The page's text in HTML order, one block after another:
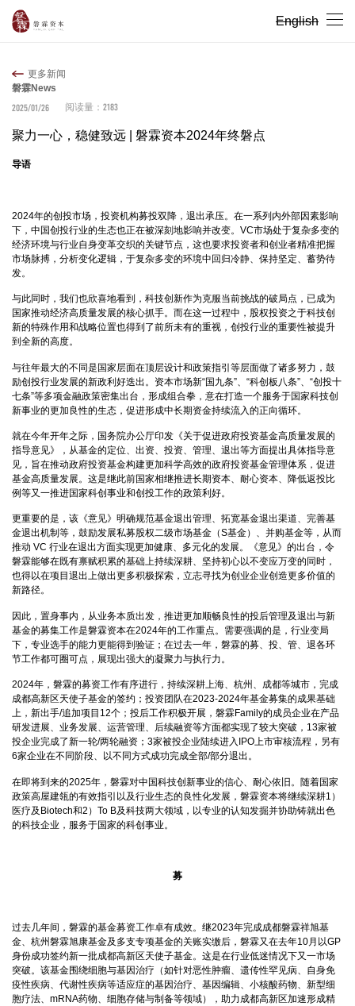
English
更多新闻
磐霖News
2025/01/26
阅读量： 2183
聚力一心，稳健致远 | 磐霖资本2024年终磐点
导语
2024年的创投市场，投资机构募投双降，退出承压。在一系列内外部因素影响
下，中国创投行业的生态也正在被深刻地影响并改变。VC市场处于复杂多变的
经济环境与行业自身变革交织的关键节点，这也要求投资者和创业者精准把握
市场脉搏，分析变化逻辑，于复杂多变的环境中回归冷静、保持坚定、蓄势待
发。
与此同时，我们也欣喜地看到，科技创新作为克服当前挑战的破局点，已成为
国家推动经济高质量发展的核心抓手。而在这一过程中，股权投资之于科技创
新的特殊作用和战略位置也得到了前所未有的重视，创投行业的重要性被提升
到全新的高度。
与往年最大的不同是国家层面在顶层设计和政策指引等层面做了诸多努力，鼓
励创投行业发展的新政利好迭出。资本市场新“国九条”、“科创板八条”、“创投十
七条”等多项金融政策密集出台，形成组合拳，意在打造一个服务于国家科技创
新事业的更加良性的生态，促进形成中长期资金持续流入的正向循环。
就在今年开年之际，国务院办公厅印发《关于促进政府投资基金高质量发展的
指导意见》，从基金的定位、出资、投资、管理、退出等方面提出具体指导意
见，旨在推动政府投资基金构建更加科学高效的政府投资基金管理体系，促进
基金高质量发展。这是继此前国家相继推进长期资本、耐心资本、降低返投比
例等又一推进国家科创事业和创投工作的政策利好。
更重要的是，该《意见》明确规范基金退出管理、拓宽基金退出渠道、完善基
金退出机制等，鼓励发展私募股权二级市场基金（S基金）、并购基金等，从而
推动 VC 行业在退出方面实现更加健康、多元化的发展。《意见》的出台，令
磐霖能够在既有禀赋积累的基础上持续深耕、坚持初心以不变应万变的同时，
也得以在项目退出上做出更多积极探索，立志寻找为创业企业创造更多价值的
新路径。
因此，置身事内，从业务本质出发，推进更加顺畅良性的投后管理及退出与新
基金的募集工作是磐霖资本在2024年的工作重点。需要强调的是，行业变局
下，专业选手的能力更能得到验证；在过去一年，磐霖的募、投、管、退各环
节工作都可圈可点，展现出强大的凝聚力与执行力。
2024年，磐霖的募资工作有序进行，持续深耕上海、杭州、成都等城市，完成
成都高新区天使子基金的签约；投资团队在2023-2024年基金募集的成果基础
上，新出手/追加项目12个；投后工作积极开展，磐霖Family的成员企业在产品
研发进展、业务发展、运营管理、后续融资等方面都实现了较大突破，13家被
投企业完成了新一轮/两轮融资；3家被投企业陆续进入IPO上市审核流程，另有
6家企业在不同阶段、以不同方式成功完成全部/部分退出。
在即将到来的2025年，磐霖对中国科技创新事业的信心、耐心依旧。随着国家
政策高屋建瓴的有效指引以及行业生态的良性化发展，磐霖资本将继续深耕1）
医疗及Biotech和2）To B及科技两大领域，以专业的认知发掘并协助铸就出色
的科技企业，服务于国家的科创事业。
募
过去几年间，磐霖的基金募资工作卓有成效。继2023年完成成都磐霖祥旭基
金、杭州磐霖旭康基金及多支专项基金的关账实缴后，磐霖又在去年10月以GP
身份成功签约新一批成都高新区天使子基金。这是在行业低迷情况下又一市场
突破。该基金围绕细胞与基因治疗（如针对恶性肿瘤、遗传性罕见病、自身免
疫性疾病、代谢性疾病等适应症的基因治疗、基因编辑、小核酸药物、新型细
胞疗法、mRNA药物、细胞存储与制备等领域），助力成都高新区加速形成精